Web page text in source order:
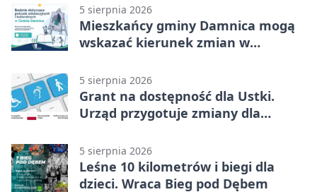
5 sierpnia 2026
Mieszkańcy gminy Damnica mogą
wskazać kierunek zmian w
5 sierpnia 2026
Grant na dostępność dla Ustki.
Urząd przygotuje zmiany dla
5 sierpnia 2026
Leśne 10 kilometrów i biegi dla
dzieci. Wraca Bieg pod Dębem